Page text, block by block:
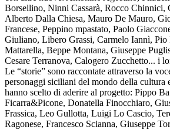
Borsellino, Ninni Cassarà, Rocco Chinnici,
Alberto Dalla Chiesa, Mauro De Mauro,
Francese, Peppino mpastato, Paolo
Giuliano, Libero Grassi, Carmelo Iannì, Pio
Mattarella, Beppe Montana, Giuseppe
Cesare Terranova, Calogero Zucchetto... i
Le “storie” sono raccontate attraverso la
personaggi siciliani del mondo della cultura
hanno scelto di aderire al progetto: Pippo
Ficarra&Picone, Donatella Finocchiaro,
Frassica, Leo Gullotta, Luigi Lo Cascio,
Ragonese, Francesco Scianna, Giuseppe